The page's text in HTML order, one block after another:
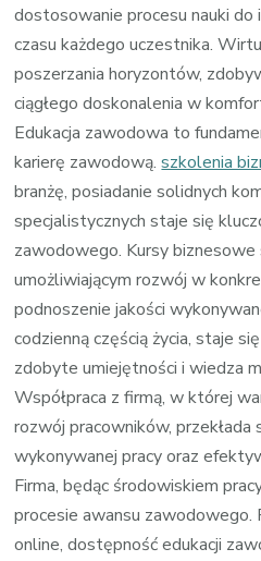
dostosowanie procesu nauki
czasu każdego uczestnika.
poszerzania horyzontów,
ciągłego doskonalenia w
Edukacja zawodowa to
karierę zawodową.szkolenia
branżę, posiadanie solidnych
specjalistycznych staje się
zawodowego. Kursy biznesowe
umożliwiającym rozwój w
podnoszenie jakości
codzienną częścią życia, staje
zdobyte umiejętności i wiedza
Współpraca z firmą, w której
rozwój pracowników, przekłada
wykonywanej pracy oraz
Firma, będąc środowiskiem
procesie awansu
online, dostępność edukacji